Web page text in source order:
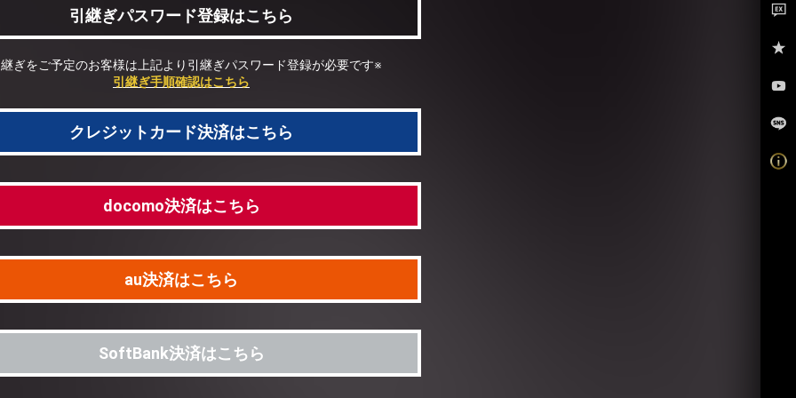
引継ぎパスワード登録はこちら
ぎをご予定のお客様は上記より 引継ぎパスワード登録が必要です※
引継ぎ手順確認はこちら
クレジットカード決済はこちら
docomo決済はこちら
au決済はこちら
SoftBank決済はこちら